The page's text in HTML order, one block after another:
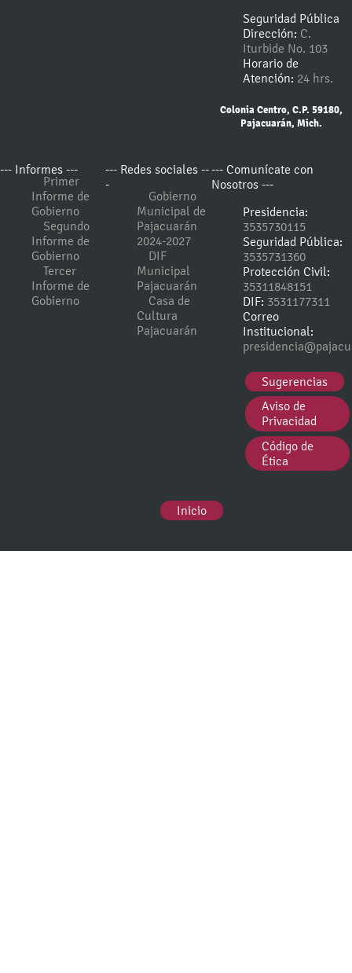
Seguridad Pública
Dirección: C.
Iturbide No. 103
Horario de
Atención: 24 hrs.
Colonia Centro, C.P. 59180,
Pajacuarán, Mich.
--- Informes ---
Primer
Informe de
Gobierno
Segundo
Informe de
Gobierno
Tercer
Informe de
Gobierno
--- Redes sociales --
-
Gobierno
Municipal de
Pajacuarán
2024-2027
DIF
Municipal
Pajacuarán
Casa de
Cultura
Pajacuarán
--- Comunícate con
Nosotros ---
Presidencia:
3535730115
Seguridad Pública:
3535731360
Protección Civil:
35311848151
DIF: 3531177311
Correo
Institucional:
Sugerencias
Aviso de
Privacidad
Código de
Ética
Inicio